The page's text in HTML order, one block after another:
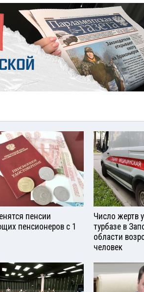
пенсии
пенсионеров с 1
Число жертв
турбазе в
области
человек